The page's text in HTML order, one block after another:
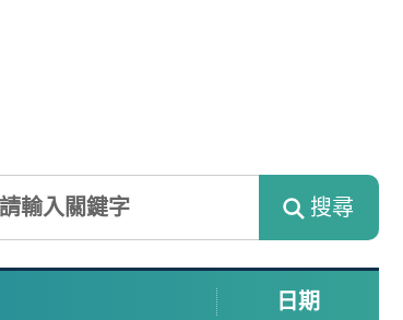
搜尋
日期